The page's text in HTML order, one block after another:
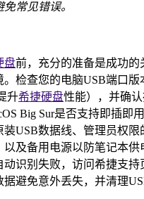
常见错误。
盘前，充分的准备是成功的
检查您的电脑USB端口版
升希捷硬盘性能），并确
Big Sur是否支持即插即
USB数据线、管理员权限
以及备用电源以防笔记本
动识别失败，访问希捷支持
避免意外丢失，并清理